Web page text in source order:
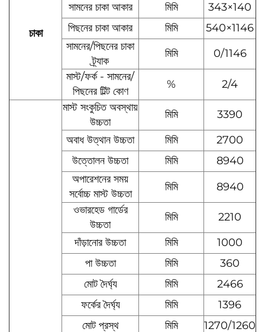
চাকা
সামনের চাকা আকার
মিমি
343×140
পিছনের চাকা আকার
মিমি
540×1146
সামনের/পিছনের চাকা
ট্র্যাক
মিমি
0/1146
মাস্ট/ফর্ক - সামনের/
পিছনের টিল্ট কোণ
%
2/4
মাস্ট সংকুচিত অবস্থায়
উচ্চতা
মিমি
3390
অবাধ উত্থান উচ্চতা
মিমি
2700
উত্তোলন উচ্চতা
মিমি
8940
অপারেশনের সময়
সর্বোচ্চ মাস্ট উচ্চতা
মিমি
8940
ওভারহেড গার্ডের
উচ্চতা
মিমি
2210
দাঁড়ানোর উচ্চতা
মিমি
1000
পা উচ্চতা
মিমি
360
মোট দৈর্ঘ্য
মিমি
2466
ফর্কের দৈর্ঘ্য
মিমি
1396
মোট প্রস্থ
মিমি 1270/1260